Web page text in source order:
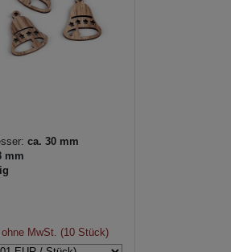
ca. 30 mm
mm
MwSt. (10 Stück)